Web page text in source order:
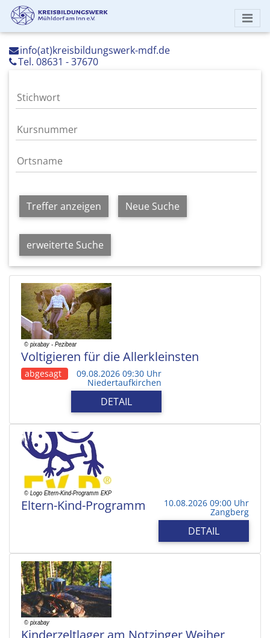
info(at)kreisbildungswerk-mdf.de
Tel. 08631 - 37670
Treffer anzeigen Neue Suche
erweiterte Suche
Voltigieren für die Allerkleinsten
abgesagt 09.08.2026 09:30 Uhr
Niedertaufkirchen
DETAIL
Eltern-Kind-Programm 10.08.2026 09:00 Uhr
Zangberg
DETAIL
Kinderzeltlager am Notzinger Weiher